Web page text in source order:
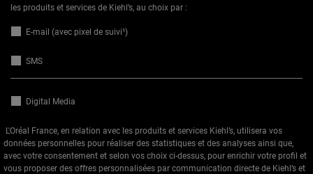
les produits et services de Kiehl’s, au choix par :
E-mail (avec pixel de suivi¹)
SMS
Digital Media
L'Oréal France, en relation avec les produits et services Kiehl’s, utilisera vos
données personnelles pour réaliser des statistiques et des analyses ainsi que,
avec votre consentement et selon vos choix ci-dessus, pour enrichir votre profil et
vous proposer des offres personnalisées par communication directe de Kiehl’s et